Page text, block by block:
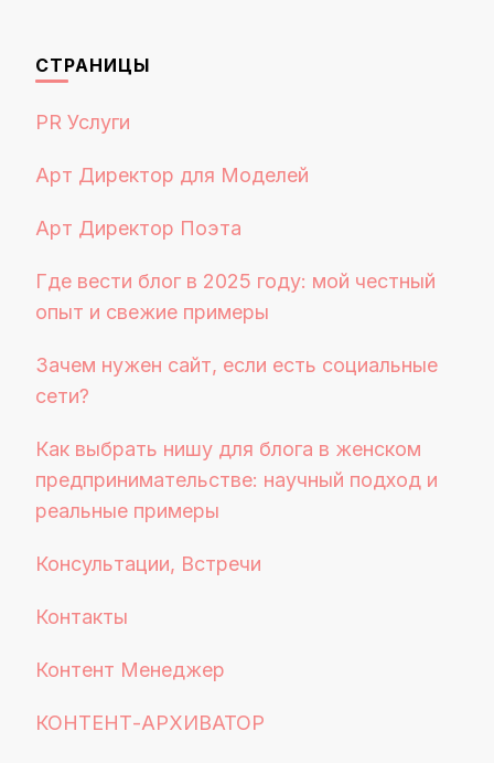
СТРАНИЦЫ
PR Услуги
Арт Директор для Моделей
Арт Директор Поэта
Где вести блог в 2025 году: мой честный
опыт и свежие примеры
Зачем нужен сайт, если есть социальные
сети?
Как выбрать нишу для блога в женском
предпринимательстве: научный подход и
реальные примеры
Консультации, Встречи
Контакты
Контент Менеджер
КОНТЕНТ-АРХИВАТОР